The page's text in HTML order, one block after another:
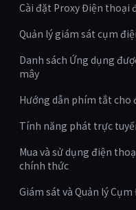
Cài đặt Proxy Điện thoại
Quản lý giám sát cụm
Danh sách Ứng dụng
mây
Hướng dẫn phím tắt cho
Tính năng phát trực
Mua và sử dụng điện
chính thức
Giám sát và Quản lý